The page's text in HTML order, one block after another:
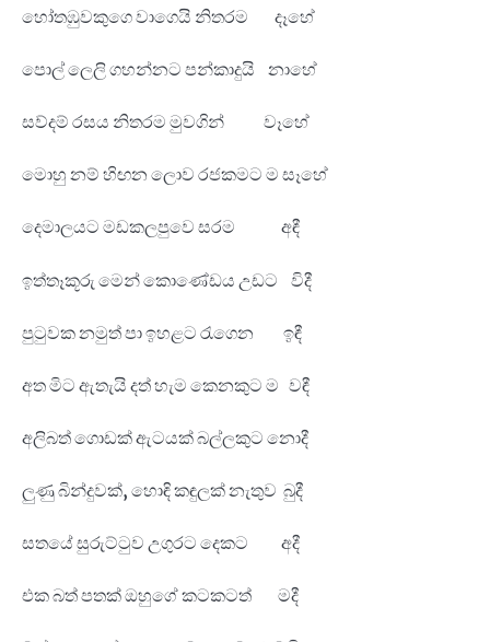
හෝතඹුවකුගෙ වාගෙයි නිතරම දෑහේ
පොල් ලෙලි ගහන්නට පන්කාදුයි නාහේ
සව්දම් රසය නිතරම මුවගින් වෑහේ
මොහු නම් හිඟන ලොව රජකමට ම සෑහේ
දෙමාලයට මඩකලපුවෙ සරම අඳී
ඉත්තෑකූරු මෙන් කොණේඩය උඩට විදී
පුටුවක නමුත් පා ඉහළට රැගෙන ඉඳී
අත මිට ඇතැයි දත් හැම කෙනකුට ම වඳී
අලිබත් ගොඩක් ඇටයක් බල්ලකුට නොදී
ලුණු බින්දුවක්, හොඳි කඳුලක් නැතුව බුදී
සතයේ සුරුට්ටුව උගුරට දෙකට අදී
එක බත් පතක් ඔහුගේ කටකටත් මදී